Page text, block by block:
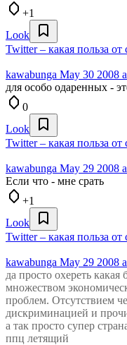
+1
Look
Twitter – какая польза от
kawabunga May 30 2008
для особо одаренных -
0
Look
Twitter – какая польза от
kawabunga May 29 2008
Если что - мне срать
+1
Look
Twitter – какая польза от
kawabunga May 29 2008
да просто охереть
множеством
проблем. Отсутствием
дискриминацией и
а так просто супер
ппц летящий